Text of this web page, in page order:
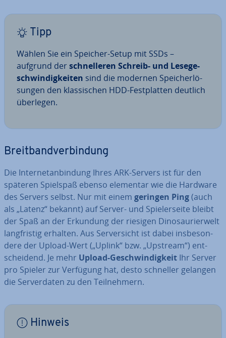
Tipp
Wählen Sie ein Speicher-Setup mit SSDs –
aufgrund derschnel­le­ren Schreib- und Le­se­ge­
schwin­dig­kei­ten sind die modernen Spei­cher­lö­
sun­gen den klas­si­schen HDD-Fest­plat­ten deutlich
überlegen.
Breit­band­ver­bin­dung
Die In­ter­net­an­bin­dung Ihres ARK-Servers ist für den
späteren Spielspaß ebenso elementar wie die Hardware
des Servers selbst. Nur mit einem geringen Ping(auch
als „Latenz“ bekannt) auf Server- und Spie­ler­sei­te bleibt
der Spaß an der Erkundung der riesigen Di­no­sau­ri­er­welt
lang­fris­tig erhalten. Aus Ser­ver­sicht ist dabei ins­be­son­
de­re der Upload-Wert („Uplink“ bzw. „Upstream“) ent­
schei­dend. Je mehr Upload-Ge­schwin­dig­keit Ihr Server
pro Spieler zur Verfügung hat, desto schneller gelangen
die Ser­ver­da­ten zu den Teil­neh­mern.
Hinweis